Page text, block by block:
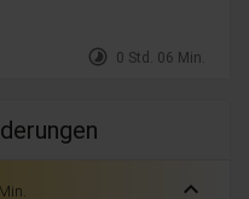
timelapse 0 Std. 06 Min.
expand_less